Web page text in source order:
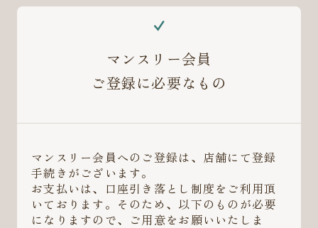
マンスリー会員
ご登録に必要なもの
マンスリー会員へのご登録は、店舗にて登録
手続きがございます。
お支払いは、口座引き落とし制度をご利用頂
いております。そのため、以下のものが必要
になりますので、ご用意をお願いいたしま